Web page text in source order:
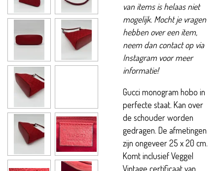
van items is helaas niet
mogelijk. Mocht je vragen
hebben over een item,
neem dan contact op via
Instagram voor meer
informatie!
Gucci monogram hobo in
perfecte staat. Kan over
de schouder worden
gedragen. De afmetingen
zijn ongeveer 25 x 20 cm.
Komt inclusief Veggel
Vintage certificaat van